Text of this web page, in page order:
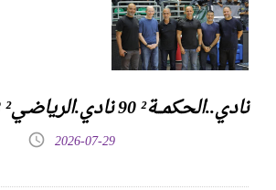
نادي..الحكمـــة² 90 نادي.الرياضـي² 78
2026-07-29